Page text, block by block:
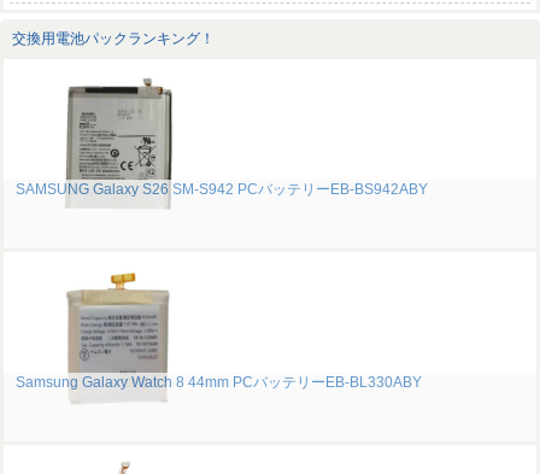
交換用電池パックランキング！
SAMSUNG Galaxy S26 SM-S942 PCバッテリーEB-BS942ABY
Samsung Galaxy Watch 8 44mm PCバッテリーEB-BL330ABY